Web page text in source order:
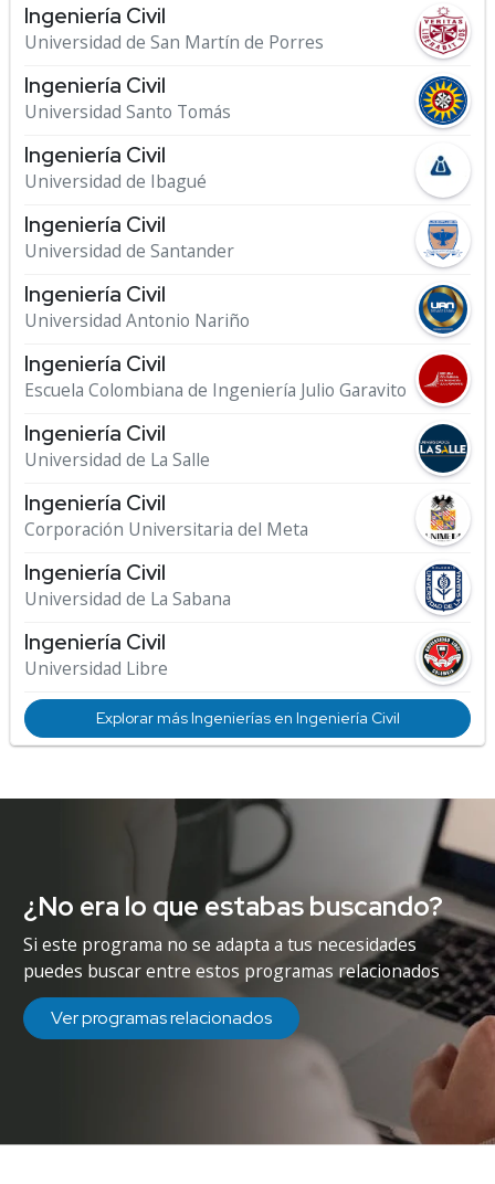
Ingeniería Civil
Universidad de San Martín de Porres
Ingeniería Civil
Universidad Santo Tomás
Ingeniería Civil
Universidad de Ibagué
Ingeniería Civil
Universidad de Santander
Ingeniería Civil
Universidad Antonio Nariño
Ingeniería Civil
Escuela Colombiana de Ingeniería Julio Garavito
Ingeniería Civil
Universidad de La Salle
Ingeniería Civil
Corporación Universitaria del Meta
Ingeniería Civil
Universidad de La Sabana
Ingeniería Civil
Universidad Libre
Explorar más Ingenierías en Ingeniería Civil
¿No era lo que estabas buscando?
Si este programa no se adapta a tus necesidades
puedes buscar entre estos programas relacionados
Ver programas relacionados